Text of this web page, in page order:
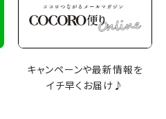
キャンペーンや最新情報を
イチ早くお届け♪